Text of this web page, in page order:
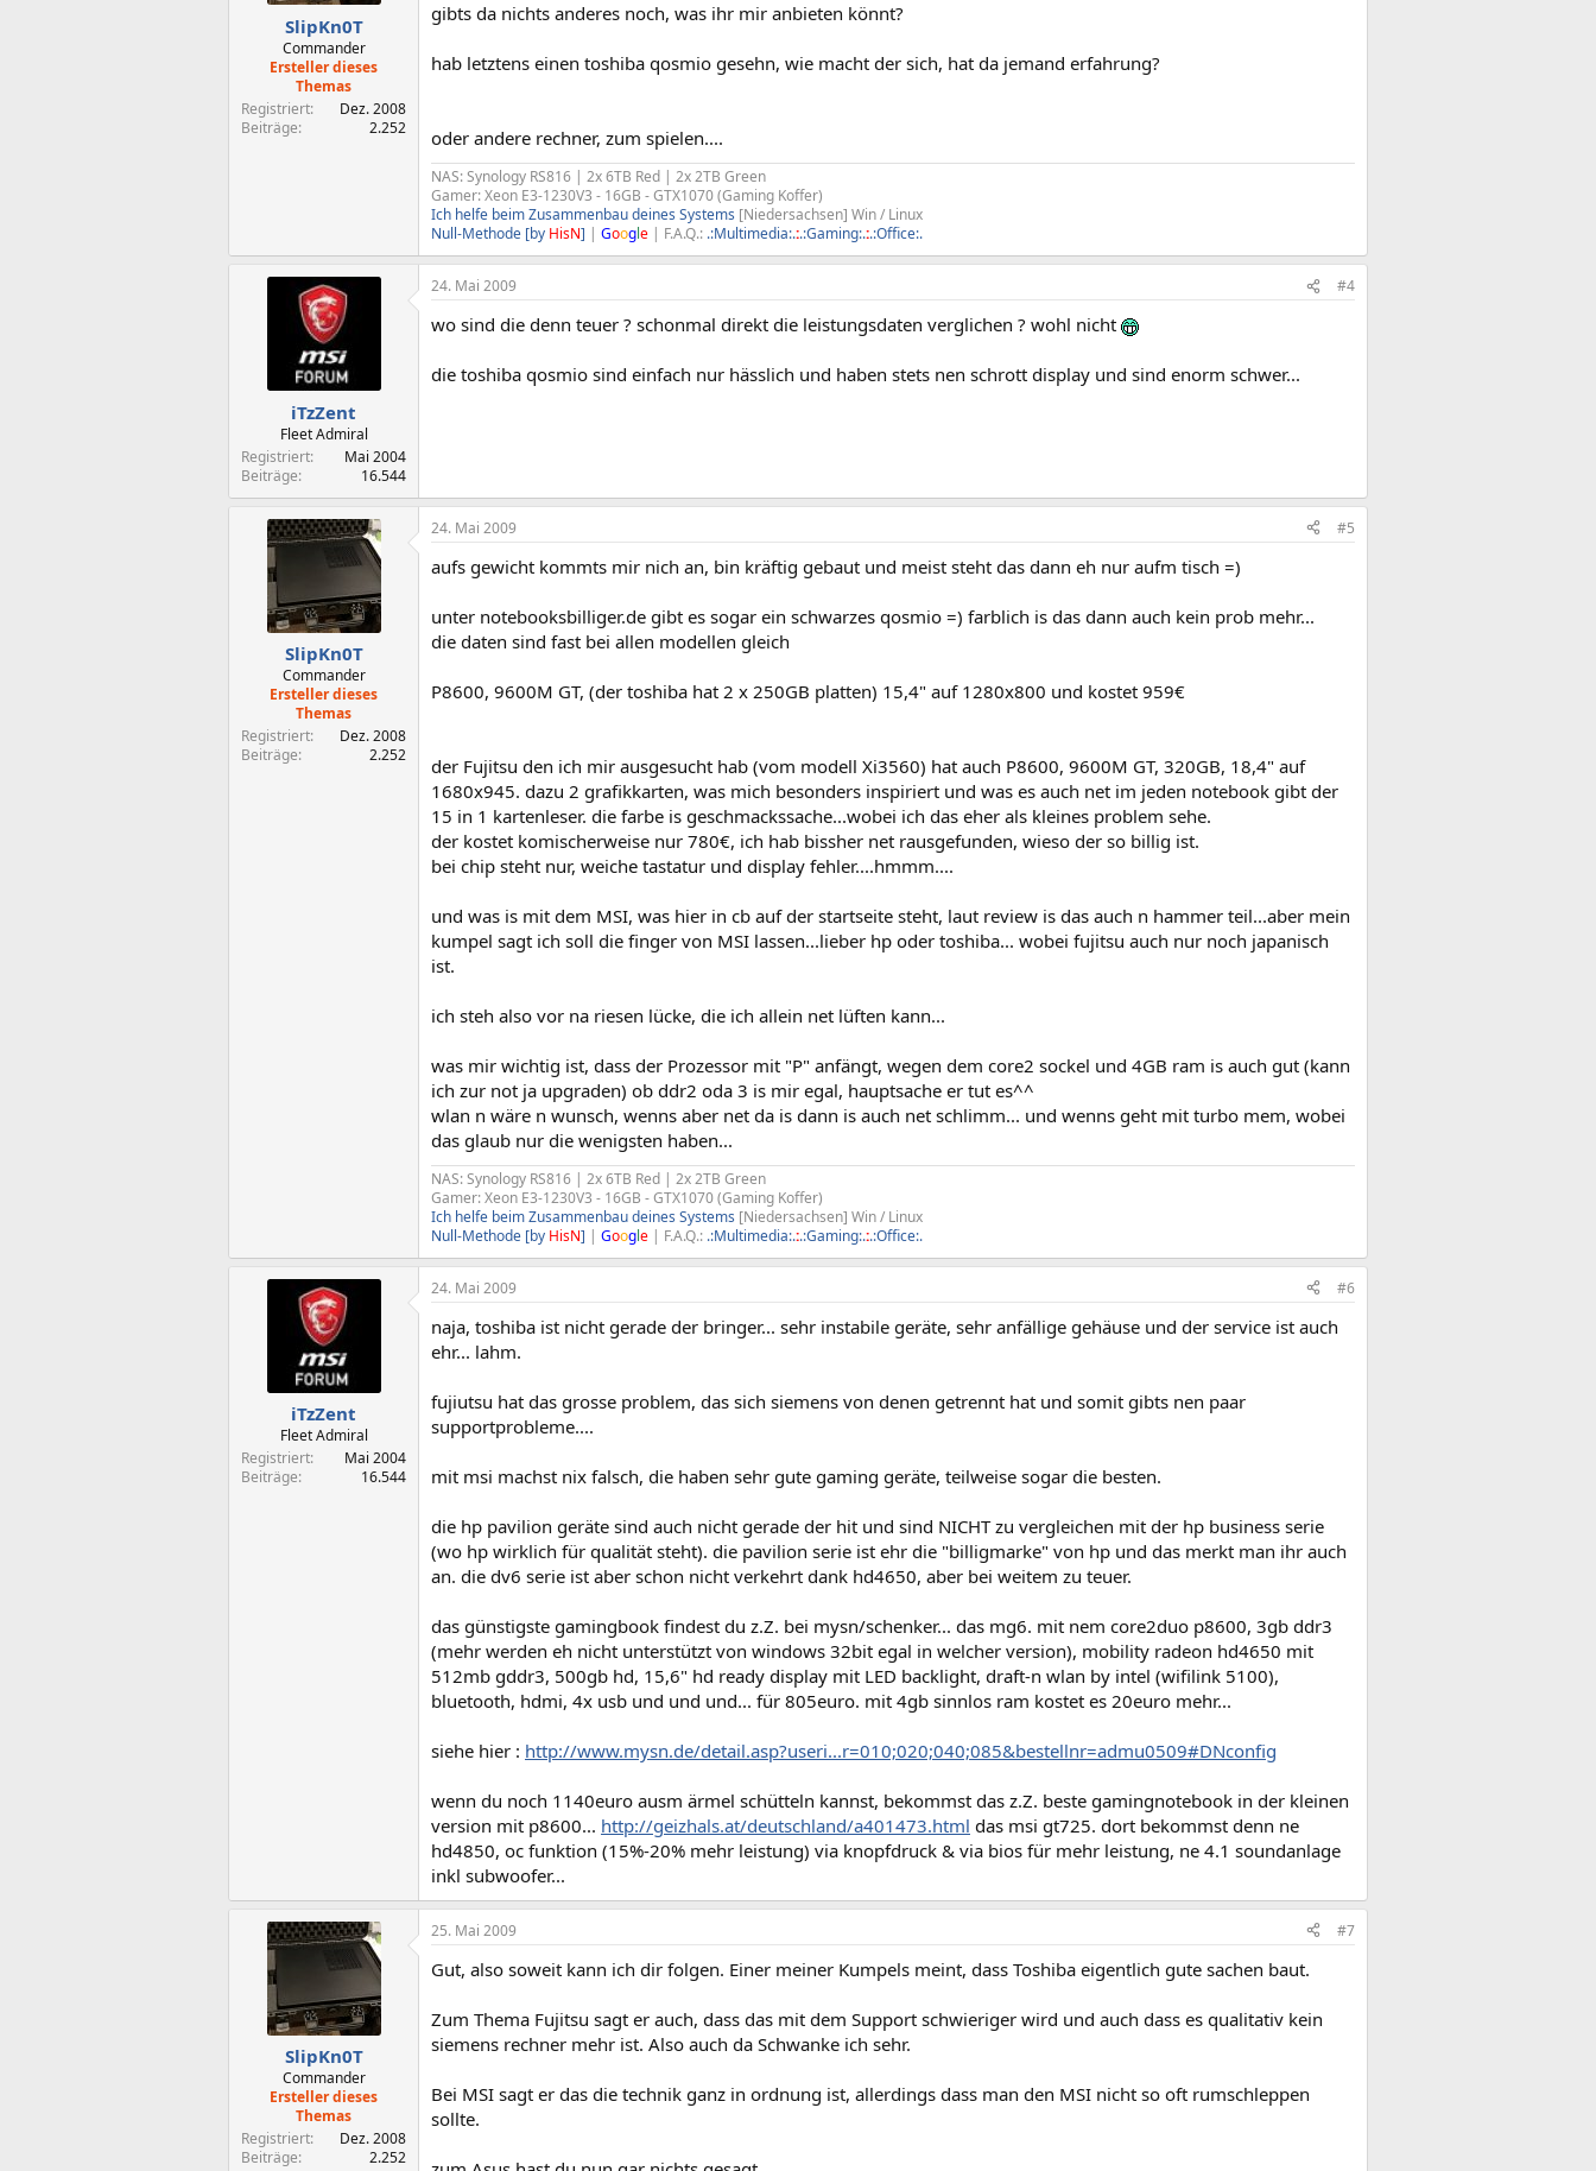
SlipKn0T
Commander
Ersteller dieses
Themas
Registriert
Dez. 2008
Beiträge
2.252
gibts da nichts anderes noch, was ihr mir anbieten könnt?
hab letztens einen toshiba qosmio gesehn, wie macht der sich, hat da jemand erfahrung?
oder andere rechner, zum spielen....
NAS: Synology RS816 | 2x 6TB Red | 2x 2TB Green
Gamer: Xeon E3-1230V3 - 16GB - GTX1070 (Gaming Koffer)
Ich helfe beim Zusammenbau deines Systems [Niedersachsen] Win / Linux
Null-Methode [by HisN] | Google | F.A.Q.: .:Multimedia:.:.:Gaming:.:.:Office:.
iTzZent
Fleet Admiral
Registriert
Mai 2004
Beiträge
16.544
24. Mai 2009 #4
wo sind die denn teuer ? schonmal direkt die leistungsdaten verglichen ? wohl nicht
die toshiba qosmio sind einfach nur hässlich und haben stets nen schrott display und sind enorm schwer...
SlipKn0T
Commander
Ersteller dieses
Themas
Registriert
Dez. 2008
Beiträge
2.252
24. Mai 2009 #5
aufs gewicht kommts mir nich an, bin kräftig gebaut und meist steht das dann eh nur aufm tisch =)
unter notebooksbilliger.de gibt es sogar ein schwarzes qosmio =) farblich is das dann auch kein prob mehr...
die daten sind fast bei allen modellen gleich
P8600, 9600M GT, (der toshiba hat 2 x 250GB platten) 15,4" auf 1280x800 und kostet 959€
der Fujitsu den ich mir ausgesucht hab (vom modell Xi3560) hat auch P8600, 9600M GT, 320GB, 18,4" auf
1680x945. dazu 2 grafikkarten, was mich besonders inspiriert und was es auch net im jeden notebook gibt der
15 in 1 kartenleser. die farbe is geschmackssache...wobei ich das eher als kleines problem sehe.
der kostet komischerweise nur 780€, ich hab bissher net rausgefunden, wieso der so billig ist.
bei chip steht nur, weiche tastatur und display fehler....hmmm....
und was is mit dem MSI, was hier in cb auf der startseite steht, laut review is das auch n hammer teil...aber mein
kumpel sagt ich soll die finger von MSI lassen...lieber hp oder toshiba... wobei fujitsu auch nur noch japanisch
ist.
ich steh also vor na riesen lücke, die ich allein net lüften kann...
was mir wichtig ist, dass der Prozessor mit "P" anfängt, wegen dem core2 sockel und 4GB ram is auch gut (kann
ich zur not ja upgraden) ob ddr2 oda 3 is mir egal, hauptsache er tut es^^
wlan n wäre n wunsch, wenns aber net da is dann is auch net schlimm... und wenns geht mit turbo mem, wobei
das glaub nur die wenigsten haben...
NAS: Synology RS816 | 2x 6TB Red | 2x 2TB Green
Gamer: Xeon E3-1230V3 - 16GB - GTX1070 (Gaming Koffer)
Ich helfe beim Zusammenbau deines Systems [Niedersachsen] Win / Linux
Null-Methode [by HisN] | Google | F.A.Q.: .:Multimedia:.:.:Gaming:.:.:Office:.
iTzZent
Fleet Admiral
Registriert
Mai 2004
Beiträge
16.544
24. Mai 2009 #6
naja, toshiba ist nicht gerade der bringer... sehr instabile geräte, sehr anfällige gehäuse und der service ist auch
ehr... lahm.
fujiutsu hat das grosse problem, das sich siemens von denen getrennt hat und somit gibts nen paar
supportprobleme....
mit msi machst nix falsch, die haben sehr gute gaming geräte, teilweise sogar die besten.
die hp pavilion geräte sind auch nicht gerade der hit und sind NICHT zu vergleichen mit der hp business serie
(wo hp wirklich für qualität steht). die pavilion serie ist ehr die "billigmarke" von hp und das merkt man ihr auch
an. die dv6 serie ist aber schon nicht verkehrt dank hd4650, aber bei weitem zu teuer.
das günstigste gamingbook findest du z.Z. bei mysn/schenker... das mg6. mit nem core2duo p8600, 3gb ddr3
(mehr werden eh nicht unterstützt von windows 32bit egal in welcher version), mobility radeon hd4650 mit
512mb gddr3, 500gb hd, 15,6" hd ready display mit LED backlight, draft-n wlan by intel (wifilink 5100),
bluetooth, hdmi, 4x usb und und und... für 805euro. mit 4gb sinnlos ram kostet es 20euro mehr...
siehe hier : http://www.mysn.de/detail.asp?useri...r=010;020;040;085&bestellnr=admu0509#DNconfig
wenn du noch 1140euro ausm ärmel schütteln kannst, bekommst das z.Z. beste gamingnotebook in der kleinen
version mit p8600... http://geizhals.at/deutschland/a401473.html das msi gt725. dort bekommst denn ne
hd4850, oc funktion (15%-20% mehr leistung) via knopfdruck & via bios für mehr leistung, ne 4.1 soundanlage
inkl subwoofer...
SlipKn0T
Commander
Ersteller dieses
Themas
Registriert
Dez. 2008
Beiträge
2.252
25. Mai 2009 #7
Gut, also soweit kann ich dir folgen. Einer meiner Kumpels meint, dass Toshiba eigentlich gute sachen baut.
Zum Thema Fujitsu sagt er auch, dass das mit dem Support schwieriger wird und auch dass es qualitativ kein
siemens rechner mehr ist. Also auch da Schwanke ich sehr.
Bei MSI sagt er das die technik ganz in ordnung ist, allerdings dass man den MSI nicht so oft rumschleppen
sollte.